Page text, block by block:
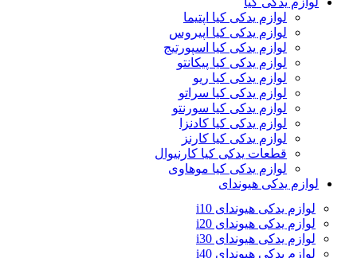
لوازم یدکی کیا اپتیما
لوازم یدکی کیا اپیروس
لوازم یدکی کیا اسپورتیج
لوازم یدکی کیا پیکانتو
لوازم یدکی کیا ریو
لوازم یدکی کیا سراتو
لوازم یدکی کیا سورنتو
لوازم یدکی کیا کادنزا
لوازم یدکی کیا کارنز
قطعات یدکی کیا کارنیوال
لوازم یدکی کیا موهاوی
لوازم یدکی هیوندای
لوازم یدکی هیوندای i10
لوازم یدکی هیوندای i20
لوازم یدکی هیوندای i30
لوازم یدکی هیوندای i40